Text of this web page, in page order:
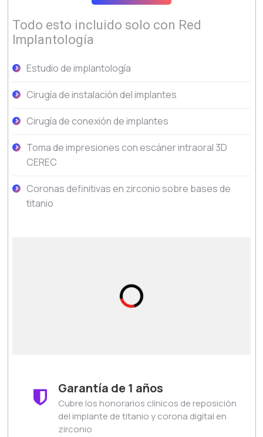
Todo esto incluido solo con Red
Implantología
Estudio de implantología
Cirugía de instalación del implantes
Cirugía de conexión de implantes
Toma de impresiones con escáner intraoral 3D
CEREC
Coronas definitivas en zirconio sobre bases de
titanio
Garantía de 1 años
Cubre los honorarios clínicos de reposición
del implante de titanio y corona digital en
zirconio